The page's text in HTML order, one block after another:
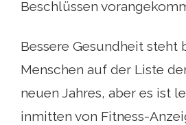
Beschlüssen
Bessere Gesundheit steht
Menschen auf der Liste
neuen Jahres, aber es ist
inmitten von Fitness-